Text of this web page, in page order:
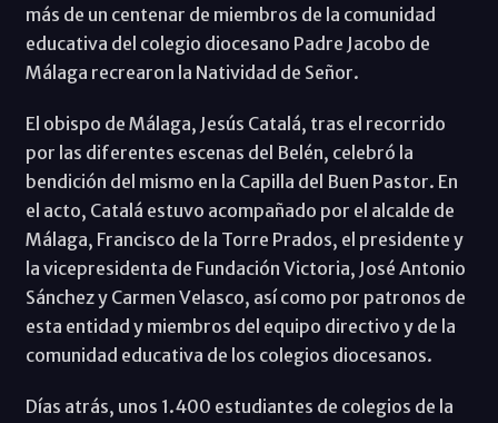
más de un centenar de miembros de la comunidad
educativa del colegio diocesano Padre Jacobo de
Málaga recrearon la Natividad de Señor.
El obispo de Málaga, Jesús Catalá, tras el recorrido
por las diferentes escenas del Belén, celebró la
bendición del mismo en la Capilla del Buen Pastor. En
el acto, Catalá estuvo acompañado por el alcalde de
Málaga, Francisco de la Torre Prados, el presidente y
la vicepresidenta de Fundación Victoria, José Antonio
Sánchez y Carmen Velasco, así como por patronos de
esta entidad y miembros del equipo directivo y de la
comunidad educativa de los colegios diocesanos.
Días atrás, unos 1.400 estudiantes de colegios de la